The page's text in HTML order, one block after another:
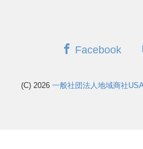
Facebook
(C) 2026 一般社団法人地域商社USA